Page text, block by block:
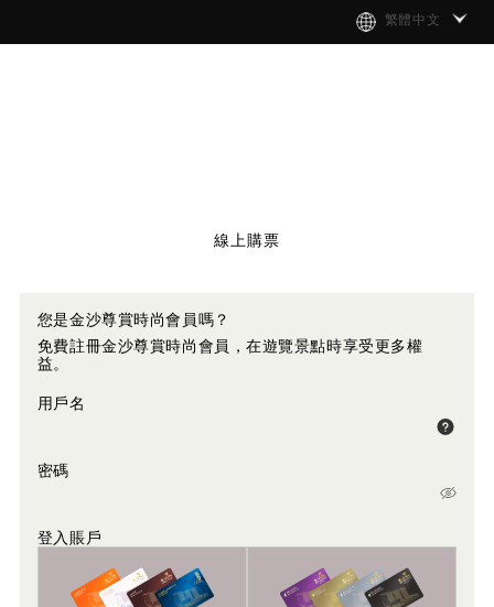
繁體中文
線上購票
您是金沙尊賞時尚會員嗎？
免費註冊金沙尊賞時尚會員，在遊覽景點時享受更多權
益。
用戶名
密碼
登入賬戶